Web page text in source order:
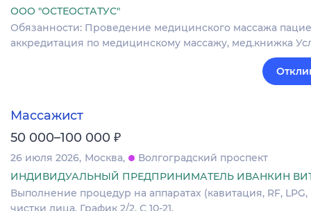
ООО "ОСТЕОСТАТУС"
Обязанности: Проведение медицинского массажа
аккредитация по медицинскому массажу, мед.книжка
Массажист
50 000–100 000 ₽
26 июля 2026 Москва
Волгоградский проспект
ИНДИВИДУАЛЬНЫЙ ПРЕДПРИНИМАТЕЛЬ ИВАНКИН
Выполнение процедур на аппаратах (кавитация, RF,
чистки лица. График 2/2, С 10-21.